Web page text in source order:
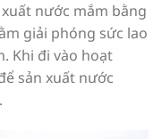
nước mắm bằng
giải phóng sức lao
Khi đi vào hoạt
sản xuất nước